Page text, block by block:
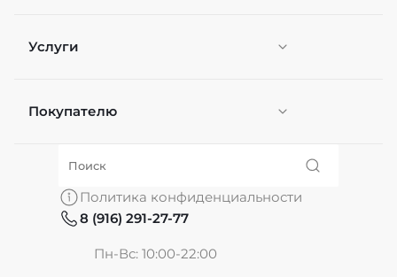
Услуги
Персонификация
Покупателю
О нас
Политика конфиденциальности
8 (916) 291-27-77
Пн-Вс: 10:00-22:00